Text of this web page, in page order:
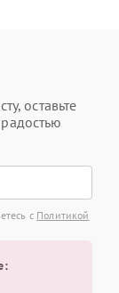
оставьте
с Политикой